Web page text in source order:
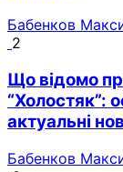
Бабенков
2
Що відомо
“Холостяк”:
актуальні
Бабенков